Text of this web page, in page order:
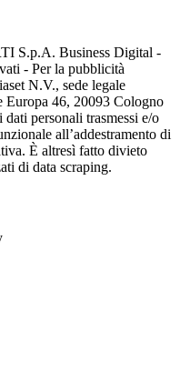
S.p.A. Business Digital -
- Per la pubblicità
N.V., sede legale
Europa 46, 20093 Cologno
personali trasmessi e/o
all’addestramento di
È altresì fatto divieto
di data scraping.